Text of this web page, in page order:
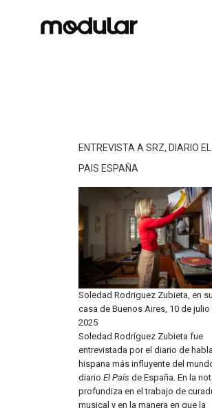
ENTREVISTA A SRZ, DIARIO EL
PAIS ESPAÑA
Soledad Rodriguez Zubieta, en su
casa de Buenos Aires, 10 de julio
2025
Soledad Rodríguez Zubieta fue
entrevistada por el diario de habla
hispana más influyente del
diario El País de España. En la
profundiza en el trabajo de
musical y en la manera en que la